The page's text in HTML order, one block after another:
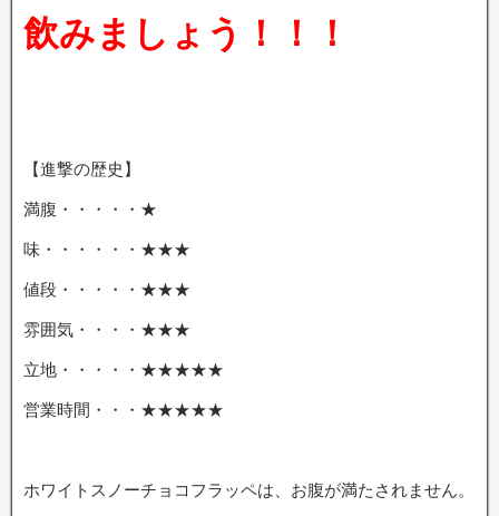
飲みましょう！！！
【進撃の歴史】
満腹・・・・・★
味・・・・・・★★★
値段・・・・・★★★
雰囲気・・・・★★★
立地・・・・・★★★★★
営業時間・・・★★★★★
ホワイトスノーチョコフラッペは、お腹が満たされません。